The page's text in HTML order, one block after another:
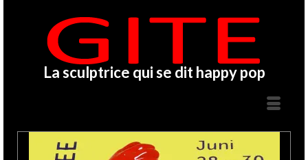
La sculptrice qui se dit happy pop